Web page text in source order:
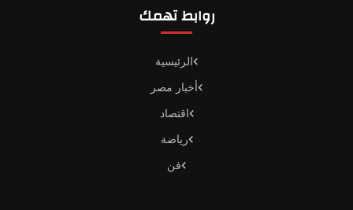
روابط تهمك
الرئيسية
أخبار مصر
اقتصاد
رياضة
فن